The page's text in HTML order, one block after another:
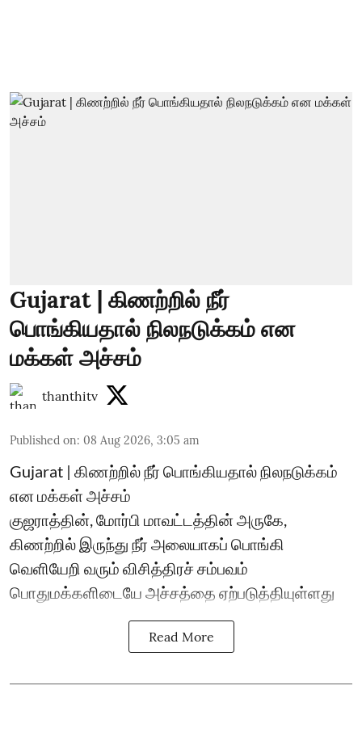
Gujarat | கிணற்றில் நீர்
பொங்கியதால் நிலநடுக்கம் என
மக்கள் அச்சம்
thanthitv
Published on: 08 Aug 2026, 3:05 am
Gujarat | கிணற்றில் நீர் பொங்கியதால் நிலநடுக்கம்
என மக்கள் அச்சம்
குஜராத்தின், மோர்பி மாவட்டத்தின் அருகே,
கிணற்றில் இருந்து நீர் அலையாகப் பொங்கி
வெளியேறி வரும் விசித்திரச் சம்பவம்
பொதுமக்களிடையே அச்சத்தை ஏற்படுத்தியுள்ளது
Read More